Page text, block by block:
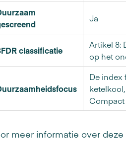
Ja
classificatie
Artikel 8:
op het
De index
Compact
meer informatie over